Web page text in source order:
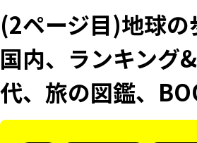
(2ページ目)地球
国内、ランキング
代、旅の図鑑、